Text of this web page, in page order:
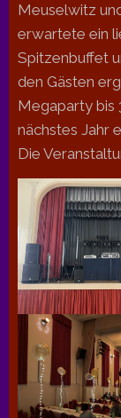
Meuselwitz
erwartete ein
Spitzenbuffet
den Gästen
Megaparty bis
nächstes Jahr
Die